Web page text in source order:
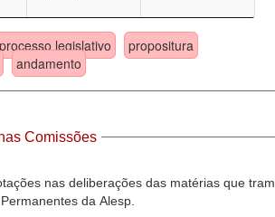
processo legislativo
propositura
andamento
Comissões
nas deliberações das matérias que
da Alesp.